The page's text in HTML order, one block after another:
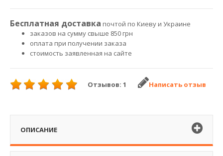
Бесплатная доставка почтой по Киеву и Украине
заказов на сумму свыше 850 грн
оплата при получении заказа
стоимость заявленная на сайте
Отзывов: 1 Написать отзыв
ОПИСАНИЕ